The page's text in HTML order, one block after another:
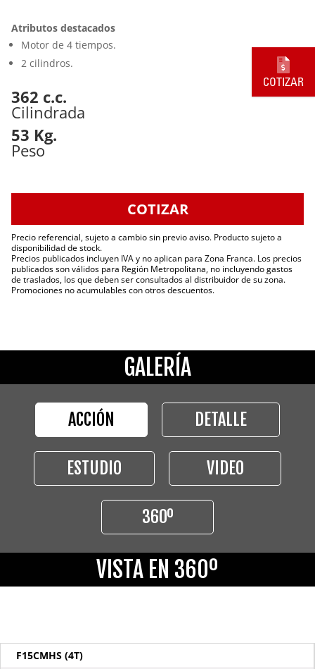
Atributos destacados
Motor de 4 tiempos.
2 cilindros.
362 c.c.
Cilindrada
53 Kg.
Peso
COTIZAR
Precio referencial, sujeto a cambio sin previo aviso. Producto sujeto a
disponibilidad de stock.
Precios publicados incluyen IVA y no aplican para Zona Franca. Los precios
publicados son válidos para Región Metropolitana, no incluyendo gastos
de traslados, los que deben ser consultados al distribuidor de su zona.
Promociones no acumulables con otros descuentos.
GALERÍA
ACCIÓN DETALLE
ESTUDIO VIDEO
360º
VISTA EN 360º
F15CMHS (4T)
COTIZAR